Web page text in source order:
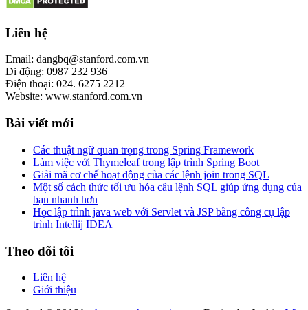
Liên hệ
Email: dangbq@stanford.com.vn
Di động: 0987 232 936
Điện thoại: 024. 6275 2212
Website: www.stanford.com.vn
Bài viết mới
Các thuật ngữ quan trọng trong Spring Framework
Làm việc với Thymeleaf trong lập trình Spring Boot
Giải mã cơ chế hoạt động của các lệnh join trong SQL
Một số cách thức tối ưu hóa câu lệnh SQL giúp ứng dụng của
bạn nhanh hơn
Học lập trình java web với Servlet và JSP bằng công cụ lập
trình Intellij IDEA
Theo dõi tôi
Liên hệ
Giới thiệu